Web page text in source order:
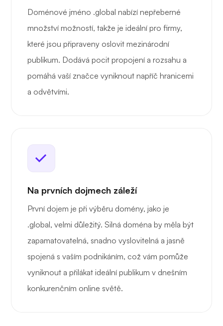
Doménové jméno .global nabízí nepřeberné
množství možností, takže je ideální pro firmy,
které jsou připraveny oslovit mezinárodní
publikum. Dodává pocit propojení a rozsahu a
pomáhá vaší značce vyniknout napříč hranicemi
a odvětvími.
Na prvních dojmech záleží
První dojem je při výběru domény, jako je
.global, velmi důležitý. Silná doména by měla být
zapamatovatelná, snadno vyslovitelná a jasně
spojená s vaším podnikáním, což vám pomůže
vyniknout a přilákat ideální publikum v dnešním
konkurenčním online světě.